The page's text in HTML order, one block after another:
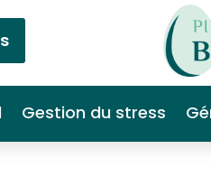
Gestion du stress